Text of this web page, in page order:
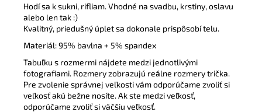
Hodí sa k sukni, rifliam. Vhodné na svadbu, krstiny, oslavu
alebo len tak :)
Kvalitný, priedušný úplet sa dokonale prispôsobí telu.
Materiál: 95% bavlna + 5% spandex
Tabuľku s rozmermi nájdete medzi jednotlivými
fotografiami. Rozmery zobrazujú reálne rozmery trička.
Pre zvolenie správnej veľkosti vám odporúčame zvoliť si
veľkosť akú bežne nosíte. Ak ste medzi veľkosť,
odporúčame zvoliť si väčšiu veľkosť.